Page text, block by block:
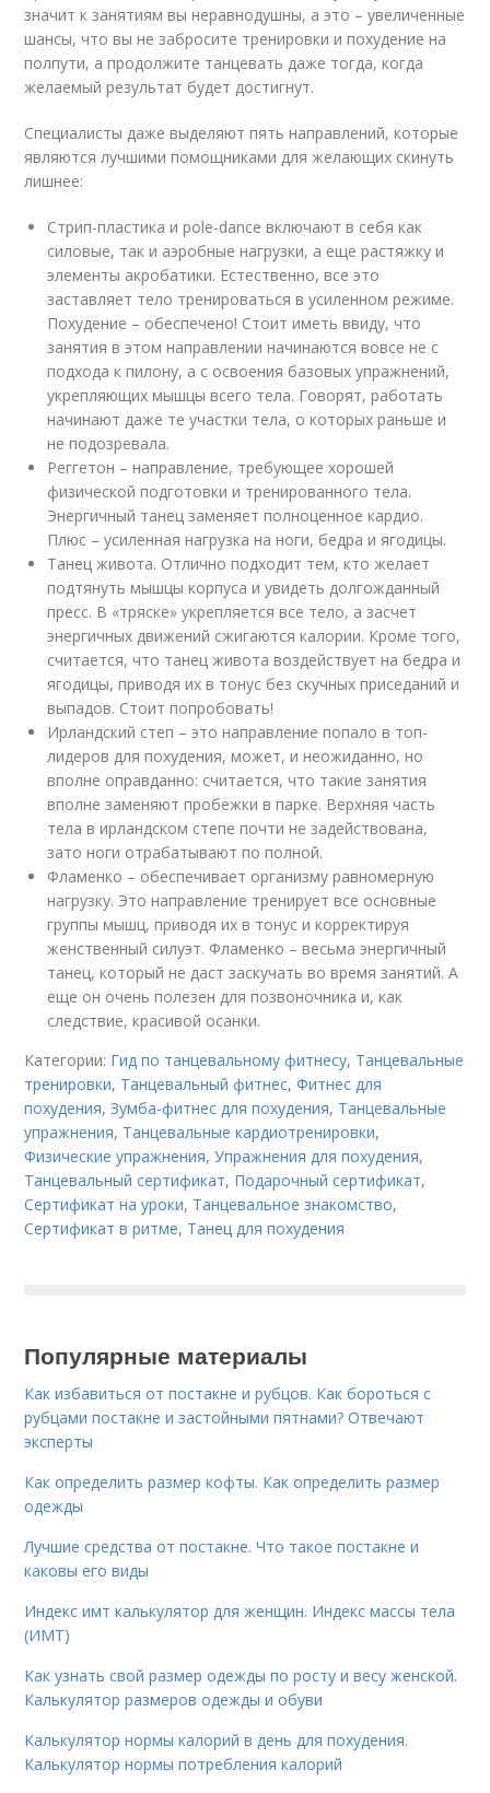
значит к занятиям вы неравнодушны, а это – увеличенные
шансы, что вы не забросите тренировки и похудение на
полпути, а продолжите танцевать даже тогда, когда
желаемый результат будет достигнут.
Специалисты даже выделяют пять направлений, которые
являются лучшими помощниками для желающих скинуть
лишнее:
Стрип-пластика и pole-dance включают в себя как
силовые, так и аэробные нагрузки, а еще растяжку и
элементы акробатики. Естественно, все это
заставляет тело тренироваться в усиленном режиме.
Похудение – обеспечено! Стоит иметь ввиду, что
занятия в этом направлении начинаются вовсе не с
подхода к пилону, а с освоения базовых упражнений,
укрепляющих мышцы всего тела. Говорят, работать
начинают даже те участки тела, о которых раньше и
не подозревала.
Реггетон – направление, требующее хорошей
физической подготовки и тренированного тела.
Энергичный танец заменяет полноценное кардио.
Плюс – усиленная нагрузка на ноги, бедра и ягодицы.
Танец живота. Отлично подходит тем, кто желает
подтянуть мышцы корпуса и увидеть долгожданный
пресс. В «тряске» укрепляется все тело, а засчет
энергичных движений сжигаются калории. Кроме того,
считается, что танец живота воздействует на бедра и
ягодицы, приводя их в тонус без скучных приседаний и
выпадов. Стоит попробовать!
Ирландский степ – это направление попало в топ-
лидеров для похудения, может, и неожиданно, но
вполне оправданно: считается, что такие занятия
вполне заменяют пробежки в парке. Верхняя часть
тела в ирландском степе почти не задействована,
зато ноги отрабатывают по полной.
Фламенко – обеспечивает организму равномерную
нагрузку. Это направление тренирует все основные
группы мышц, приводя их в тонус и корректируя
женственный силуэт. Фламенко – весьма энергичный
танец, который не даст заскучать во время занятий. А
еще он очень полезен для позвоночника и, как
следствие, красивой осанки.
Категории: Гид по танцевальному фитнесу, Танцевальные
тренировки, Танцевальный фитнес,Фитнес для
похудения,Зумба-фитнес для похудения, Танцевальные
упражнения, Танцевальные кардиотренировки,
Физические упражнения,Упражнения для похудения,
Танцевальный сертификат, Подарочный сертификат,
Сертификат на уроки, Танцевальное знакомство,
Сертификат в ритме, Танец для похудения
Популярные материалы
Как избавиться от постакне и рубцов. Как бороться с
рубцами постакне и застойными пятнами? Отвечают
эксперты
Как определить размер кофты. Как определить размер
одежды
Лучшие средства от постакне. Что такое постакне и
каковы его виды
Индекс имт калькулятор для женщин. Индекс массы тела
(ИМТ)
Как узнать свой размер одежды по росту и весу женской.
Калькулятор размеров одежды и обуви
Калькулятор нормы калорий в день для похудения.
Калькулятор нормы потребления калорий